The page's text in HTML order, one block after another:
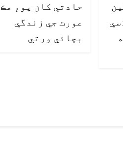
حادثي کان پوءِ هڪ
عورت جي زندگي
بچائي ورتي